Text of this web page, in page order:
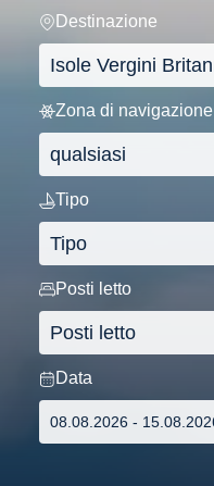
Destinazione
Zona di navigazione
Tipo
Posti letto
Data